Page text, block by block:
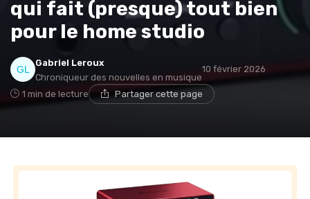
qui fait (presque) tout bien
pour le home studio
Gabriel Leroux
Chroniqueur des nouvelles en musique
10 février 2026
1 min de lecture Partager cette page